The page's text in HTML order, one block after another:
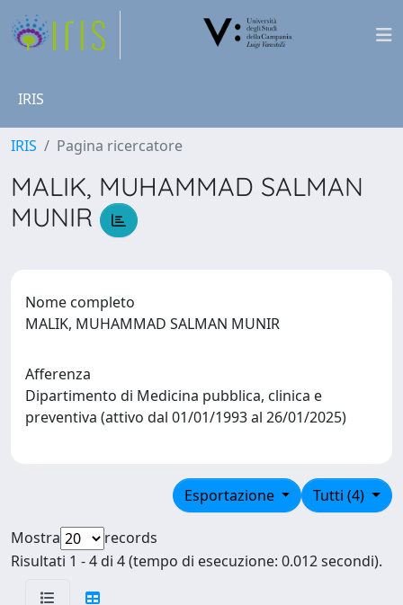
IRIS
IRIS Pagina ricercatore
MALIK, MUHAMMAD SALMAN
MUNIR
Nome completo
MALIK, MUHAMMAD SALMAN MUNIR
Afferenza
Dipartimento di Medicina pubblica, clinica e
preventiva (attivo dal 01/01/1993 al 26/01/2025)
Tutti (4)
Esportazione
Mostra
records
Risultati 1 - 4 di 4 (tempo di esecuzione: 0.012 secondi).